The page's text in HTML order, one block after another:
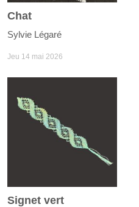
Chat
Sylvie Légaré
Jeu 14 mai 2026
Signet vert